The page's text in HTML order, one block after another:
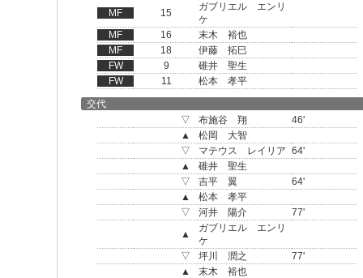
MF
15
ガブリエル エンリ
ケ
MF
16
末木 裕也
MF
18
伊藤 拓巳
FW
9
碓井 聖生
FW
11
松本 孝平
交代
▽
布施谷 翔
46'
▲
松岡 大智
▽
マテウス レイリア 64'
▲
碓井 聖生
▽
吉平 翼
64'
▲
松本 孝平
▽
河井 陽介
77'
▲
ガブリエル エンリ
ケ
▽
坪川 潤之
77'
▲
末木 裕也